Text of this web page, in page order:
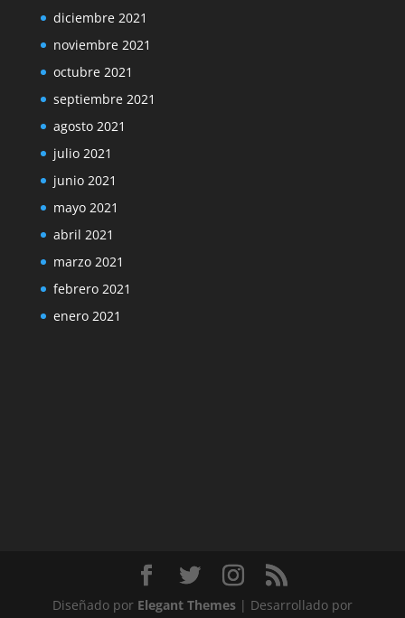
diciembre 2021
noviembre 2021
octubre 2021
septiembre 2021
agosto 2021
julio 2021
junio 2021
mayo 2021
abril 2021
marzo 2021
febrero 2021
enero 2021
Diseñado por Elegant Themes| Desarrollado por